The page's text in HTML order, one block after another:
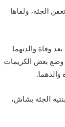
الجثة، ولفاها
وفاة والدتهما
وضع بعض الكريمات
والدهما.
الجثة بشاش،